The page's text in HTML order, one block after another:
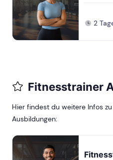
2
Fitnesstrainer
Hier findest du weitere Infos
Ausbildungen: